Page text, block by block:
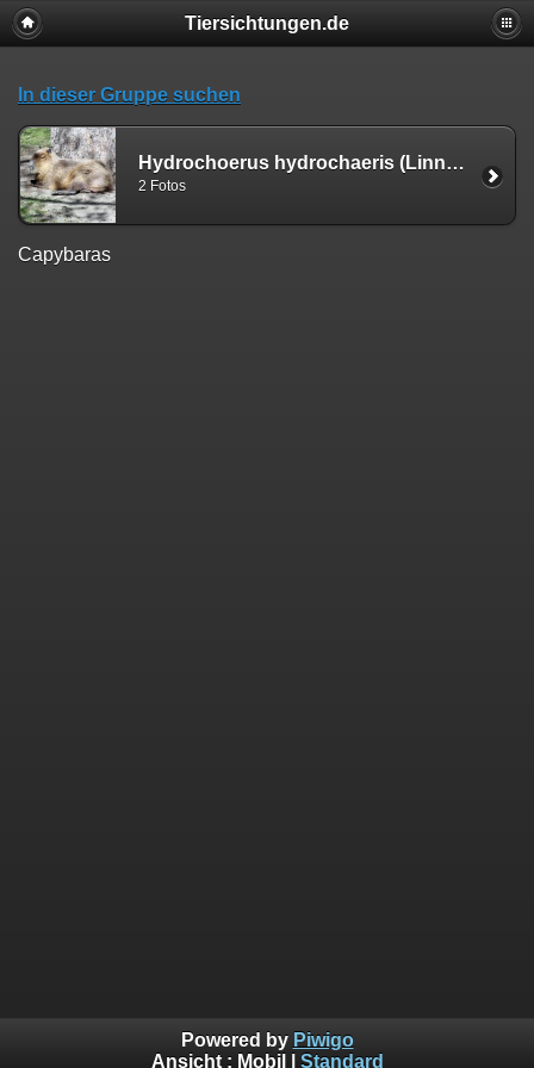
Tiersichtungen.de
In dieser Gruppe suchen
Hydrochoerus hydrochaeris (Linnæus, 1766)
2 Fotos
Capybaras
Powered by Piwigo
Ansicht : Mobil Standard